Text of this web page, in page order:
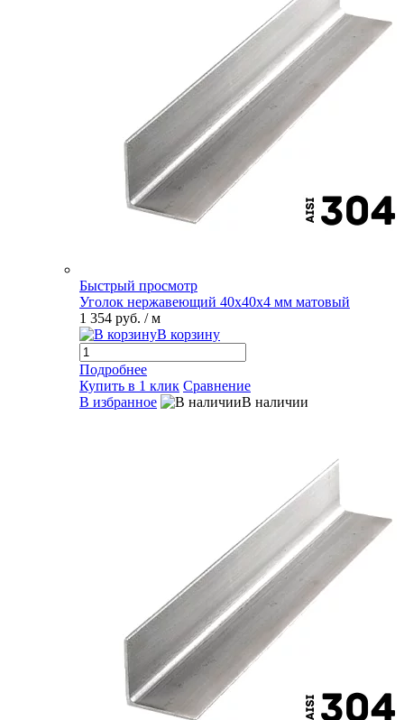
Быстрый просмотр
Уголок нержавеющий 40х40х4 мм матовый
1 354 руб. / м
В корзину
Подробнее
Купить в 1 клик Сравнение
В избранное
В наличии